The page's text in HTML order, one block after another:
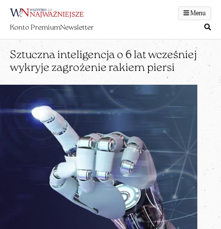
Menu
Konto PremiumNewsletter
Sztuczna inteligencja o 6 lat wcześniej
wykryje zagrożenie rakiem piersi